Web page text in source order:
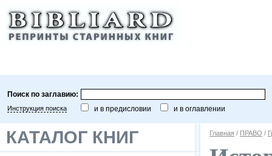
Поиск по заглавию:
Инструкция поиска и в предисловии и в оглавлении
КАТАЛОГ КНИГ
Главная / ПРАВО /